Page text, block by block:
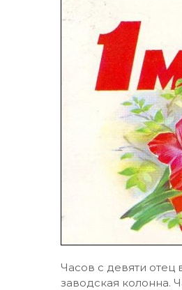
Часов с девяти отец
заводская колонна.